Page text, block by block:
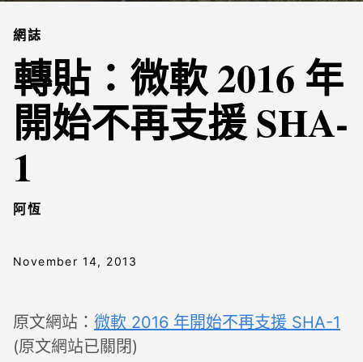
網誌
轉貼：微軟 2016 年
開始不再支援 SHA-
1
阿恆
November 14, 2013
原文網站： 微軟 2016 年開始不再支援 SHA-1
(原文網站已關閉)